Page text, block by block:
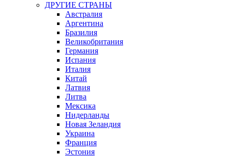
ДРУГИЕ СТРАНЫ
Австралия
Аргентина
Бразилия
Великобритания
Германия
Испания
Италия
Китай
Латвия
Литва
Мексика
Нидерланды
Новая Зеландия
Украина
Франция
Эстония